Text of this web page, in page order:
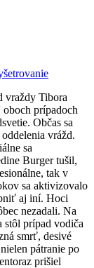
vraždy Tibora
prípadoch
Občas sa
vrážd.
sa
Burger tušil,
tak v
sa aktivizovalo
aj iní. Hoci
nezadali. Na
stôl prípad vodiča
smrť, desivé
pátranie po
prišiel